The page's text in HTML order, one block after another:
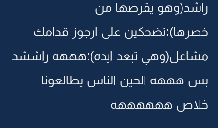
راشد(وهو يقرصها من
خصرها):تضحكين على ارجوز قدامك
مشاعل(وهي تبعد ايده):هههه راششد
بس هههه الحين الناس يطالعونا
خلاص ههههههه